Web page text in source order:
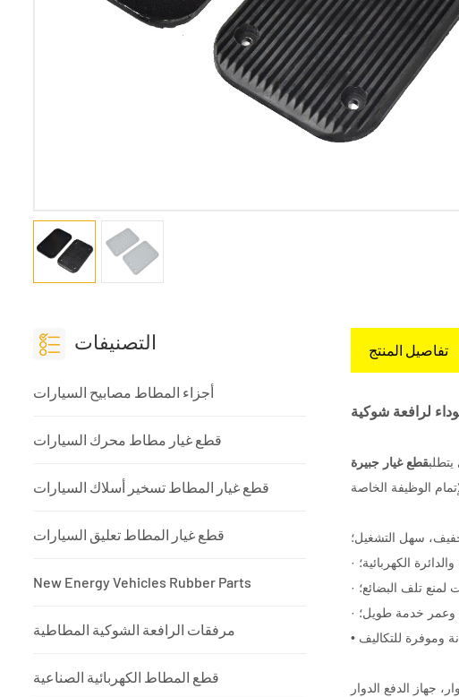
تفاصيل المنتج
لرافعة شوكية
قطع غيار جبيرة
سهل التشغيل؛
الكهربائية؛
لمنع تلف البضائع؛
وعمر خدمة طويل؛
جهاز الدفع الدوار
التصنيفات
أجزاء المطاط مصابيح السيارات
قطع غيار مطاط محرك السيارات
قطع غيار المطاط تسخير أسلاك السيارات
قطع غيار المطاط تعليق السيارات
New Energy Vehicles Rubber Parts
مرفقات الرافعة الشوكية المطاطية
قطع المطاط الكهربائية الصناعية